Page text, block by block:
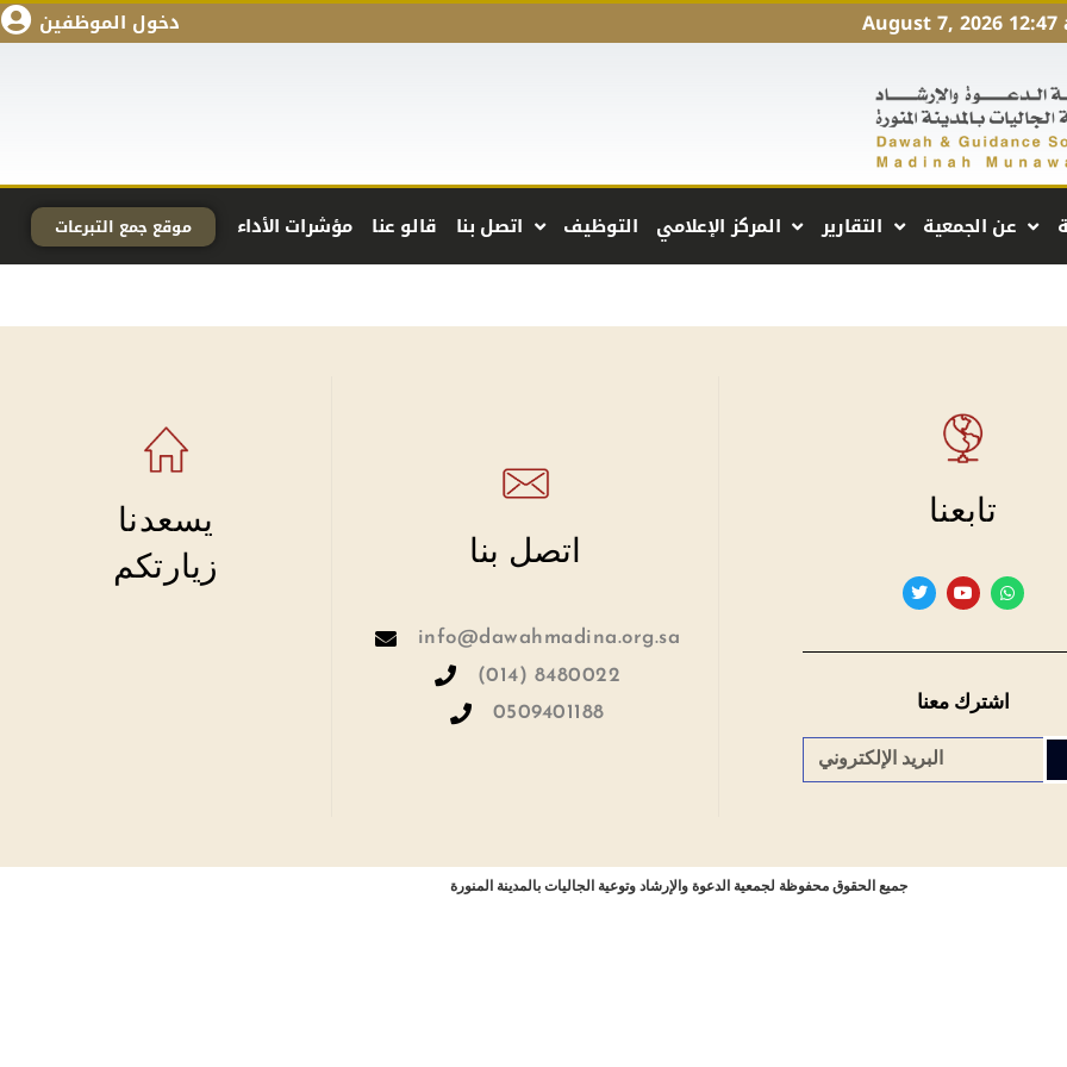
دخول الموظفين August 7, 2026 12:47
موقع جمع التبرعات مؤشرات الأداء قالو عنا اتصل بنا التوظيف المركز الإعلامي التقارير عن الجمعية
يسعدنا
زيارتكم
اتصل بنا
info@dawahmadina.org.sa
(014) 8480022
0509401188
تابعنا
اشترك معنا
جميع الحقوق محفوظة لجمعية الدعوة والإرشاد وتوعية الجاليات بالمدينة المنورة